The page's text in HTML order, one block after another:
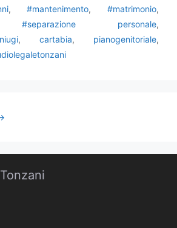
,#mantenimento,#matrimonio,
#separazione personale,
, cartabia, pianogenitoriale,